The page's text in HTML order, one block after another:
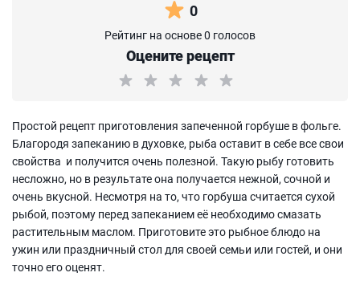
0
Рейтинг на основе 0 голосов
Оцените рецепт
Простой рецепт приготовления запеченной горбуше в фольге.
Благородя запеканию в духовке, рыба оставит в себе все свои
свойства и получится очень полезной. Такую рыбу готовить
несложно, но в результате она получается нежной, сочной и
очень вкусной. Несмотря на то, что горбуша считается сухой
рыбой, поэтому перед запеканием её необходимо смазать
растительным маслом. Приготовите это рыбное блюдо на
ужин или праздничный стол для своей семьи или гостей, и они
точно его оценят.